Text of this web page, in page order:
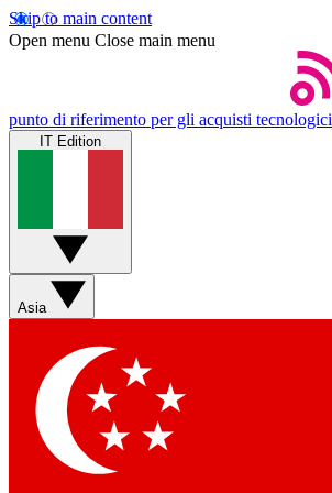
Skip to main content
Open menu Close main menu
punto di riferimento per gli acquisti tecnologici
IT Edition
Asia